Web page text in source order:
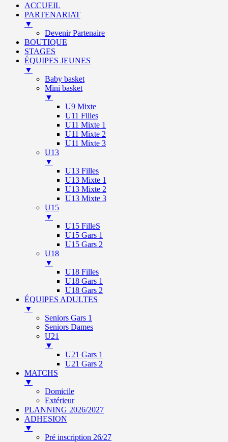
ACCUEIL
PARTENARIAT
▼
Devenir Partenaire
BOUTIQUE
STAGES
ÉQUIPES JEUNES
▼
Baby basket
Mini basket
▼
U9 Mixte
U11 Filles
U11 Mixte 1
U11 Mixte 2
U11 Mixte 3
U13
▼
U13 Filles
U13 Mixte 1
U13 Mixte 2
U13 Mixte 3
U15
▼
U15 FilleS
U15 Gars 1
U15 Gars 2
U18
▼
U18 Filles
U18 Gars 1
U18 Gars 2
ÉQUIPES ADULTES
▼
Seniors Gars 1
Seniors Dames
U21
▼
U21 Gars 1
U21 Gars 2
MATCHS
▼
Domicile
Extérieur
PLANNING 2026/2027
ADHESION
▼
Pré inscription 26/27